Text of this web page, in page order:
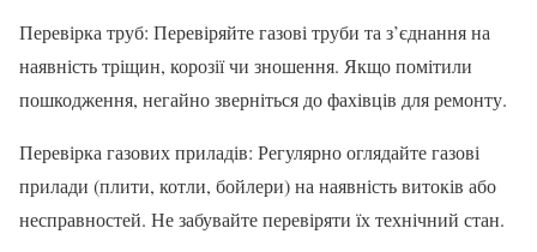
Перевірка труб: Перевіряйте газові труби та з’єднання на
наявність тріщин, корозії чи зношення. Якщо помітили
пошкодження, негайно зверніться до фахівців для ремонту.
Перевірка газових приладів: Регулярно оглядайте газові
прилади (плити, котли, бойлери) на наявність витоків або
несправностей. Не забувайте перевіряти їх технічний стан.